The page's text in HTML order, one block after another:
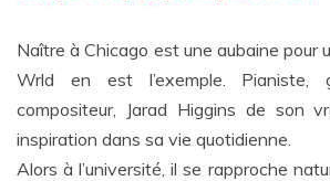
Naître à Chicago est une aubaine pour
Wrld en est l’exemple. Pianiste,
compositeur, Jarad Higgins de son
inspiration dans sa vie quotidienne.
Alors à l’université, il se rapproche